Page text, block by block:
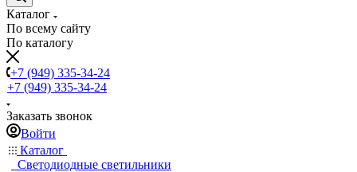
Каталог
По всему сайту
По каталогу
+7 (949) 335-34-24
+7 (949) 335-34-24
Заказать звонок
Войти
Каталог
Светодиодные светильники